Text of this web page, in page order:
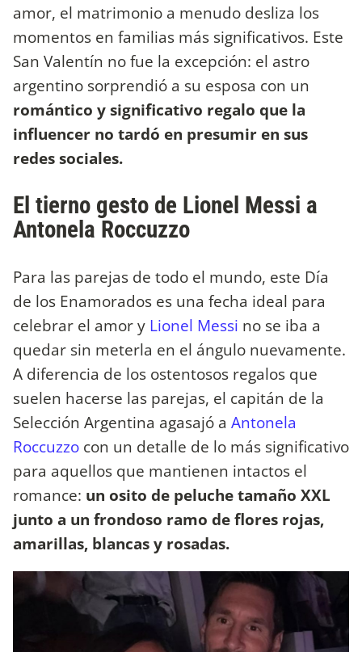
amor, el matrimonio a menudo desliza los
momentos en familias más significativos. Este
San Valentín no fue la excepción: el astro
argentino sorprendió a su esposa con un
romántico y significativo regalo que la
influencer no tardó en presumir en sus
redes sociales.
El tierno gesto de Lionel Messi a
Antonela Roccuzzo
Para las parejas de todo el mundo, este Día
de los Enamorados es una fecha ideal para
celebrar el amor y Lionel Messi no se iba a
quedar sin meterla en el ángulo nuevamente.
A diferencia de los ostentosos regalos que
suelen hacerse las parejas, el capitán de la
Selección Argentina agasajó a Antonela
Roccuzzo con un detalle de lo más significativo
para aquellos que mantienen intactos el
romance: un osito de peluche tamaño XXL
junto a un frondoso ramo de flores rojas,
amarillas, blancas y rosadas.